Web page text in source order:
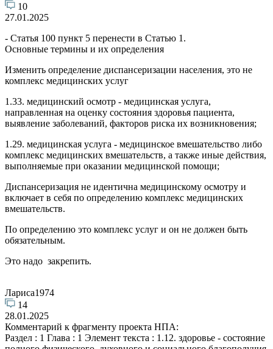
10
27.01.2025
- Статья 100 пункт 5 перенести в Статью 1.
Основные термины и их определения
Изменить определение диспансеризации населения, это не
комплекс медицинских услуг
1.33. медицинский осмотр - медицинская услуга,
направленная на оценку состояния здоровья пациента,
выявление заболеваний, факторов риска их возникновения;
1.29. медицинская услуга - медицинское вмешательство либо
комплекс медицинских вмешательств, а также иные действия,
выполняемые при оказании медицинской помощи;
Диспансеризация не идентична медицинскому осмотру и
включает в себя по определению комплекс медицинских
вмешательств.
По определению это комплекс услуг и он не должен быть
обязательным.
Это надо закрепить.
Лариса1974
14
28.01.2025
Комментарий к фрагменту проекта НПА:
Раздел : 1 Глава : 1 Элемент текста : 1.12. здоровье - состояние